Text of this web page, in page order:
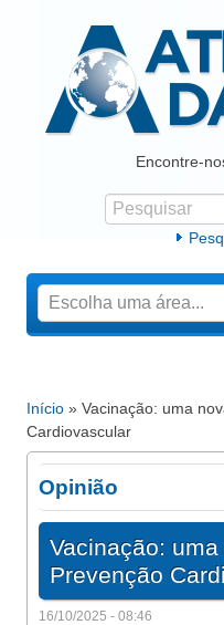
Atlas da Saúde
Encontre-
Formulário de
Pesquisar
Está aqui
Início » Vacinação: uma
Cardiovascular
Opinião
Vacinação:
Prevenção
16/10/2025 - 08:46